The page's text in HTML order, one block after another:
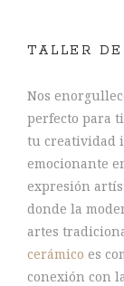
TALLER
Nos
perfecto para
tu creatividad
emocionante
expresión
donde la
artes
cerámico es
conexión con